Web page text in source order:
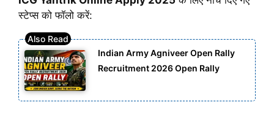
स्टेप्स को फॉलो करें:
Indian Army Agniveer Open Rally
Recruitment 2026 Open Rally